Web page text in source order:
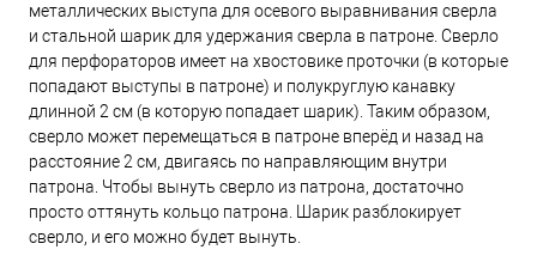
металлических выступа для осевого выравнивания сверла
и стальной шарик для удержания сверла в патроне. Сверло
для перфораторов имеет на хвостовике проточки (в которые
попадают выступы в патроне) и полукруглую канавку
длинной 2 см (в которую попадает шарик). Таким образом,
сверло может перемещаться в патроне вперёд и назад на
расстояние 2 см, двигаясь по направляющим внутри
патрона. Чтобы вынуть сверло из патрона, достаточно
просто оттянуть кольцо патрона. Шарик разблокирует
сверло, и его можно будет вынуть.